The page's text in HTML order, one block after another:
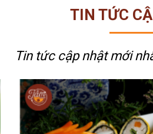
TIN TỨC
Tin tức cập nhật mới